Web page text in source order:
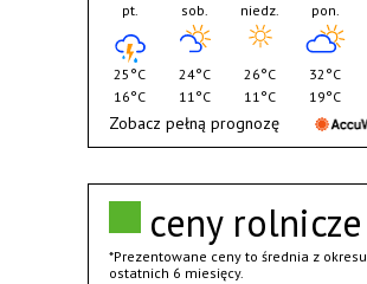
ceny rolnicze
*Prezentowane ceny to średnia z okresu
ostatnich 6 miesięcy.
pt.
25°C
16°C
sob.
24°C
11°C
niedz.
26°C
11°C
pon.
32°C
19°C
Zobacz pełną prognozę